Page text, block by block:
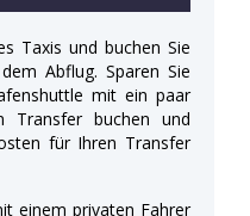
Taxis und buchen Sie
Abflug. Sparen Sie
mit ein paar
Transfer buchen und
für Ihren Transfer
einem privaten Fahrer